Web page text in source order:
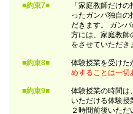
■約束7■
「家庭教師だけ
ったガンバ独自の
だきます。 ガン
方には、家庭教師
をさせていただき
■約束8■ 体験授業を受けた
めすることは一切
■約束9■
体験授業の時間は
いただける体験授
２時間前後いた